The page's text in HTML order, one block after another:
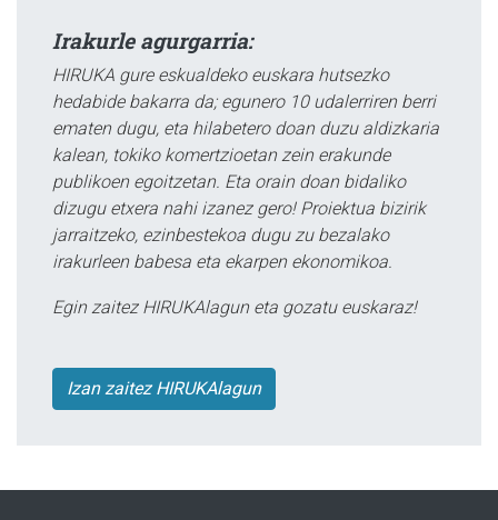
Irakurle agurgarria:
HIRUKA gure eskualdeko euskara hutsezko
hedabide bakarra da; egunero 10 udalerriren berri
ematen dugu, eta hilabetero doan duzu aldizkaria
kalean, tokiko komertzioetan zein erakunde
publikoen egoitzetan. Eta orain doan bidaliko
dizugu etxera nahi izanez gero! Proiektua bizirik
jarraitzeko, ezinbestekoa dugu zu bezalako
irakurleen babesa eta ekarpen ekonomikoa.
Egin zaitez HIRUKAlagun eta gozatu euskaraz!
Izan zaitez HIRUKAlagun